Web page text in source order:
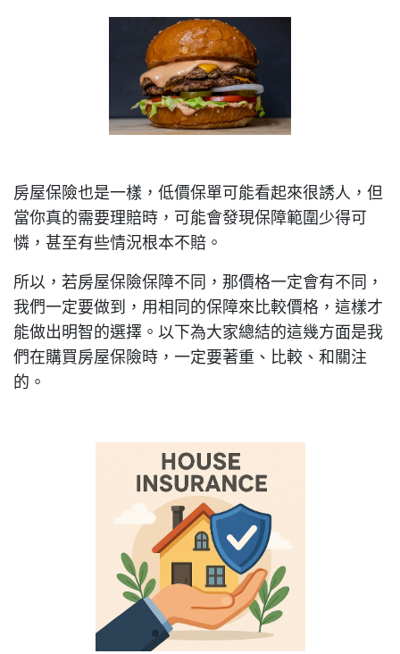
房屋保險也是一樣，低價保單可能看起來很誘人，但
當你真的需要理賠時，可能會發現保障範圍少得可
憐，甚至有些情況根本不賠。
所以，若房屋保險保障不同，那價格一定會有不同，
我們一定要做到，用相同的保障來比較價格，這樣才
能做出明智的選擇。以下為大家總結的這幾方面是我
們在購買房屋保險時，一定要著重、比較、和關注
的。